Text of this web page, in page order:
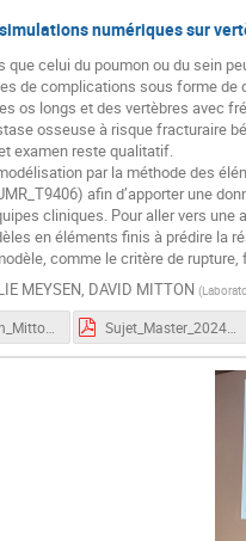
numériques sur
que celui du poumon ou du sein
de complications sous forme de
os longs et des vertèbres avec
osseuse à risque fracturaire
examen reste qualitatif.
par la méthode des
afin d’apporter une
cliniques. Pour aller vers
en éléments finis à prédire la
comme le critère de rupture,
MEYSEN, DAVID MITTON (
Presentation_Mitton_Meysen.pdf